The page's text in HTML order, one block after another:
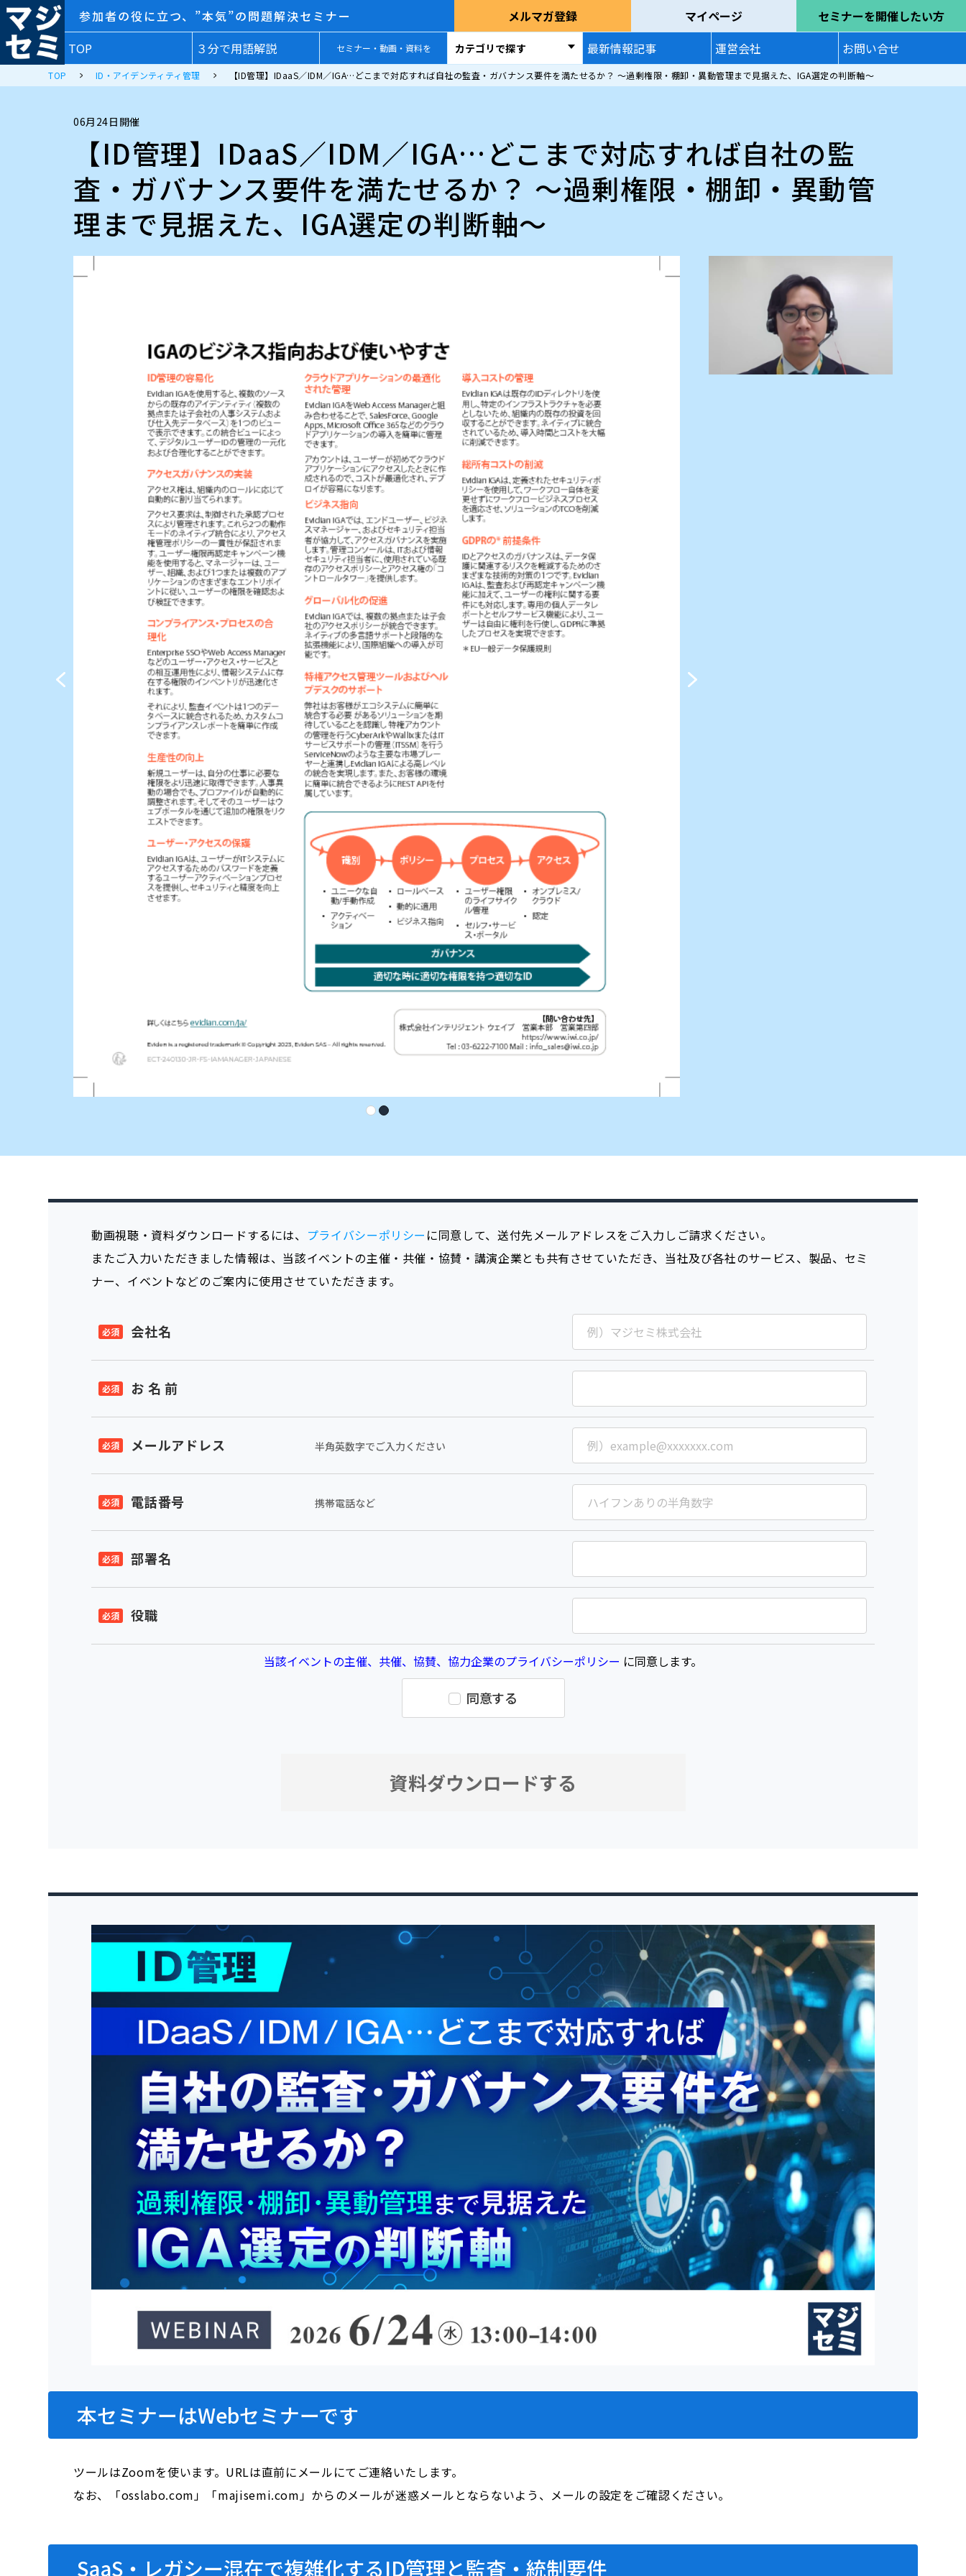
参加者の役に立つ、”本気”の問題解決セミナー メルマガ登録 マイページ
セミナーを開催したい方
TOP
３分で用語解説 セミナー・動画・資料を カテゴリで探す 最新情報記事 運営会社 お問い合せ
TOP ID・アイデンティティ管理 【ID管理】IDaaS／IDM／IGA…どこまで対応すれば自社の監査・ガバナンス要件を満たせるか？ ～過剰権限・棚卸・異動管理まで見据えた、IGA選定の判断軸～
06月24日開催
【ID管理】IDaaS／IDM／IGA…どこまで対応すれば自社の監
査・ガバナンス要件を満たせるか？ ～過剰権限・棚卸・異動管
理まで見据えた、IGA選定の判断軸～
動画視聴・資料ダウンロードするには、 プライバシーポリシー に同意して、送付先メールアドレスをご入力しご請求ください。
またご入力いただきました情報は、当該イベントの主催・共催・協賛・講演企業とも共有させていただき、当社及び各社のサービス、製品、セミ
ナー、イベントなどのご案内に使用させていただきます。
会社名
お 名 前
メールアドレス 半角英数字でご入力ください
電話番号 携帯電話など
部署名
役職
当該イベントの主催、共催、協賛、協力企業のプライバシーポリシー に同意します。
同意する
本セミナーはWebセミナーです
ツールはZoomを使います。URLは直前にメールにてご連絡いたします。
なお、「osslabo.com」「majisemi.com」からのメールが迷惑メールとならないよう、メールの設定をご確認ください。
SaaS・レガシー混在で複雑化するID管理と監査・統制要件